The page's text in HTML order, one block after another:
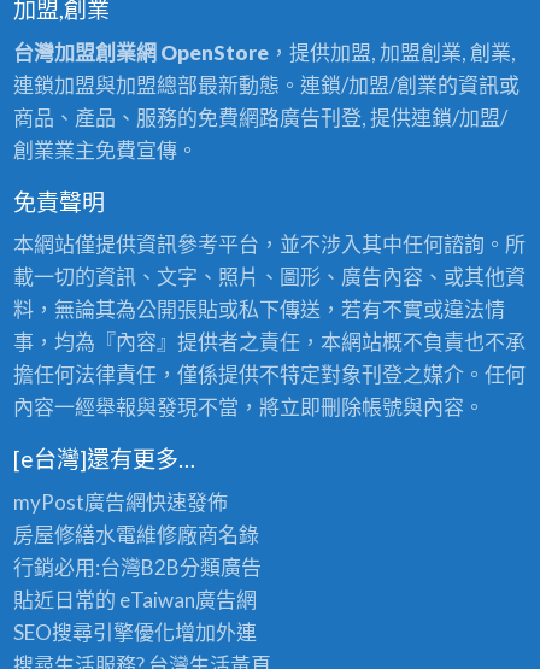
加盟,創業
台灣加盟創業網 OpenStore，提供加盟, 加盟創業, 創業,
連鎖加盟與加盟總部最新動態。連鎖/加盟/創業的資訊或
商品、產品、服務的免費網路廣告刊登, 提供連鎖/加盟/
創業業主免費宣傳。
免責聲明
本網站僅提供資訊參考平台，並不涉入其中任何諮詢。所
載一切的資訊、文字、照片、圖形、廣告內容、或其他資
料，無論其為公開張貼或私下傳送，若有不實或違法情
事，均為『內容』提供者之責任，本網站概不負責也不承
擔任何法律責任，僅係提供不特定對象刊登之媒介。任何
內容一經舉報與發現不當，將立即刪除帳號與內容。
[e台灣]還有更多…
myPost廣告網快速發佈
房屋修繕水電維修廠商名錄
行銷必用:台灣B2B分類廣告
貼近日常的 eTaiwan廣告網
SEO搜尋引擎優化增加外連